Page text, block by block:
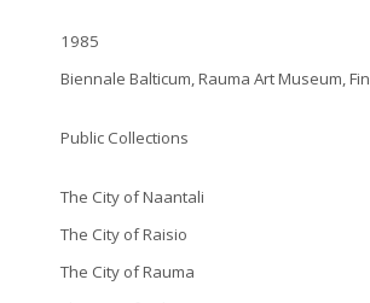
1985
Biennale Balticum, Rauma Art Museum, Fin
Public Collections
The City of Naantali
The City of Raisio
The City of Rauma